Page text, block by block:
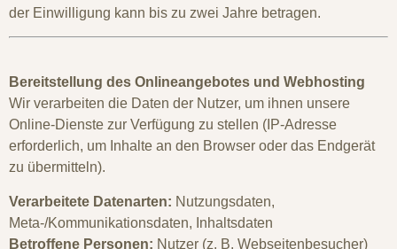
der Einwilligung kann bis zu zwei Jahre betragen.
Bereitstellung des Onlineangebotes und Webhosting
Wir verarbeiten die Daten der Nutzer, um ihnen unsere
Online-Dienste zur Verfügung zu stellen (IP-Adresse
erforderlich, um Inhalte an den Browser oder das Endgerät
zu übermitteln).
Verarbeitete Datenarten: Nutzungsdaten,
Meta-/Kommunikationsdaten, Inhaltsdaten
Betroffene Personen: Nutzer (z. B. Webseitenbesucher)